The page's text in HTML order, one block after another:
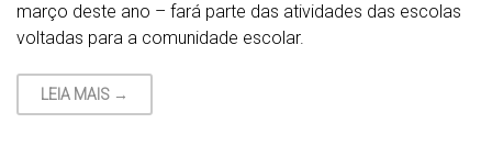
março deste ano – fará parte das atividades das escolas
voltadas para a comunidade escolar.
LEIA MAIS →